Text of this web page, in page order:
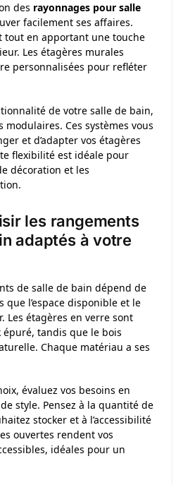
des rayonnages pour salle
facilement ses affaires.
tout en apportant une touche
Les étagères murales
personnalisées pour refléter
de votre salle de bain,
modulaires. Ces systèmes vous
et d’adapter vos étagères
flexibilité est idéale pour
décoration et les
les rangements
adaptés à votre
de salle de bain dépend de
l’espace disponible et le
Les étagères en verre sont
tandis que le bois
Chaque matériau a ses
évaluez vos besoins en
style. Pensez à la quantité de
stocker et à l’accessibilité
ouvertes rendent vos
idéales pour un